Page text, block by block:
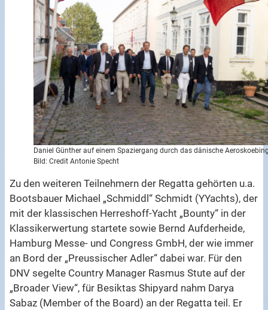
Daniel Günther auf einem Spaziergang durch das dänische
Bild: Credit Antonie Specht
Zu den weiteren Teilnehmern der Regatta gehörten u.a.
Bootsbauer Michael „Schmiddl“ Schmidt (YYachts), der
mit der klassischen Herreshoff-Yacht „Bounty“ in der
Klassikerwertung startete sowie Bernd Aufderheide,
Hamburg Messe- und Congress GmbH, der wie immer
an Bord der „Preussischer Adler“ dabei war. Für den
DNV segelte Country Manager Rasmus Stute auf der
„Broader View“, für Besiktas Shipyard nahm Darya
Sabaz (Member of the Board) an der Regatta teil. Er